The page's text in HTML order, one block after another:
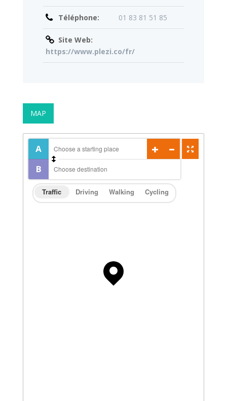
Téléphone: 01 83 81 51 85
Site Web:
https://www.plezi.co/fr/
MAP
Traffic Driving Walking Cycling